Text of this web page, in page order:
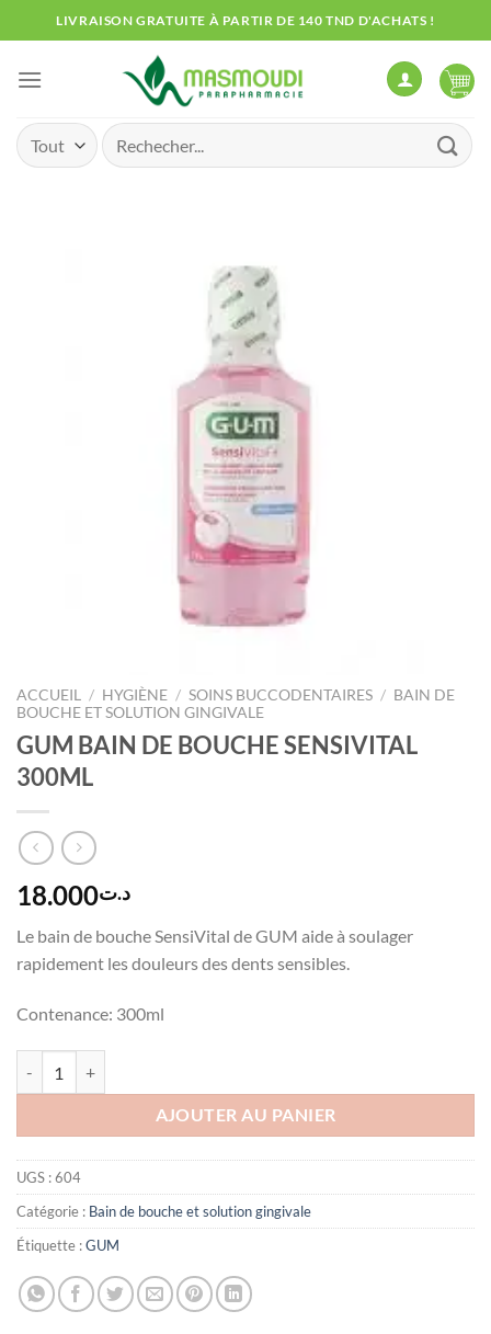
au
contenu
LIVRAISON GRATUITE À PARTIR DE 140 TND D'ACHATS !
Recherche
pour :
ACCUEIL / HYGIÈNE / SOINS BUCCODENTAIRES / BAIN DE
BOUCHE ET SOLUTION GINGIVALE
GUM BAIN DE BOUCHE SENSIVITAL
300ML
د.ت18.000
Le bain de bouche SensiVital de GUM aide à soulager
rapidement les douleurs des dents sensibles.
Contenance: 300ml
AJOUTER AU PANIER
UGS :604
Catégorie : Bain de bouche et solution gingivale
Étiquette :GUM